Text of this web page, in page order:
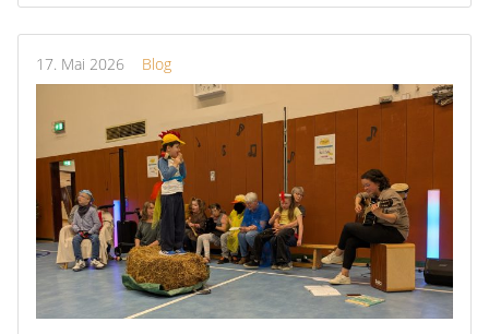
17. Mai 2026 Blog